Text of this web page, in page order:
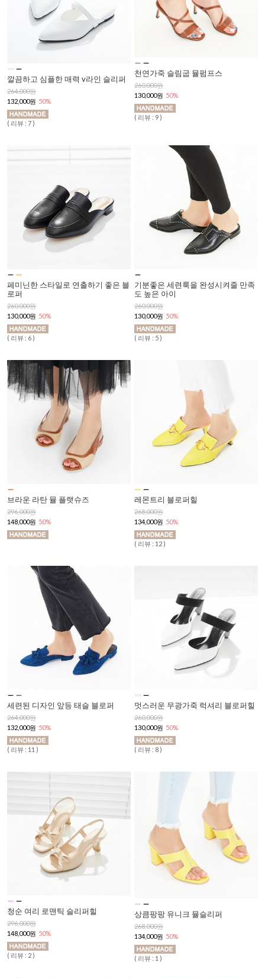
깔끔하고 심플한 매력 v라인 슬리퍼
264,000원
132,000원 50%
( 리뷰 : 7 )
천연가죽 슬림굽 뮬펌프스
260,000원
130,000원 50%
( 리뷰 : 9 )
페미닌한 스타일로 연출하기 좋은 블
로퍼
260,000원
130,000원 50%
( 리뷰 : 6 )
기분좋은 세련룩을 완성시켜줄 만족
도 높은 아이
260,000원
130,000원 50%
( 리뷰 : 5 )
브라운 라탄 뮬 플랫슈즈
296,000원
148,000원 50%
레몬트리 블로퍼힐
268,000원
134,000원 50%
( 리뷰 : 12 )
세련된 디자인 앞등 태슬 블로퍼
264,000원
132,000원 50%
( 리뷰 : 11 )
멋스러운 무광가죽 럭셔리 블로퍼힐
260,000원
130,000원 50%
( 리뷰 : 8 )
청순 여리 로맨틱 슬리퍼힐
296,000원
148,000원 50%
( 리뷰 : 2 )
상큼팡팡 유니크 뮬슬리퍼
268,000원
134,000원 50%
( 리뷰 : 1 )